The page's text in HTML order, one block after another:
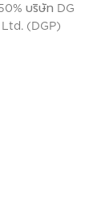
บริษัท DG
(DGP)